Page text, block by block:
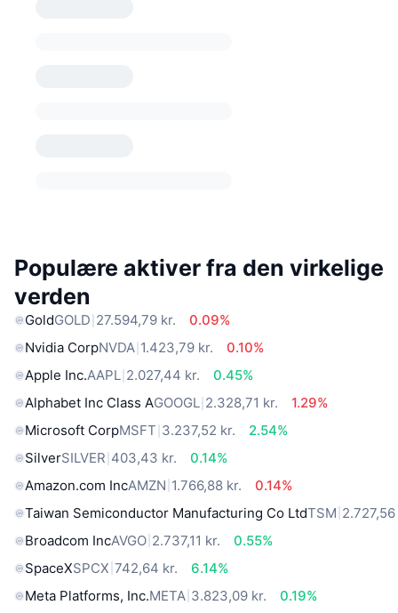
Populære aktiver fra den virkelige
verden
GoldGOLD 27.594,79 kr.
0.09%
Nvidia CorpNVDA 1.423,79 kr.
0.10%
Apple Inc.AAPL 2.027,44 kr.
0.45%
Alphabet Inc Class AGOOGL 2.328,71 kr.
1.29%
Microsoft CorpMSFT 3.237,52 kr.
2.54%
SilverSILVER 403,43 kr.
0.14%
Amazon.com IncAMZN 1.766,88 kr.
0.14%
Taiwan Semiconductor Manufacturing Co LtdTSM
Broadcom IncAVGO 2.737,11 kr.
0.55%
SpaceXSPCX 742,64 kr.
6.14%
Meta Platforms, Inc.META 3.823,09 kr.
0.19%